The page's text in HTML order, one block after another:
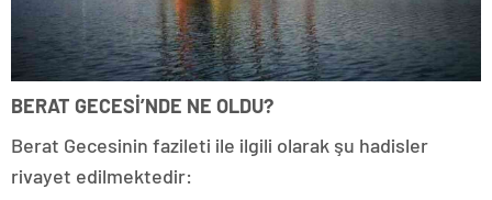
BERAT GECESİ’NDE NE OLDU?
Berat Gecesinin fazileti ile ilgili olarak şu hadisler
rivayet edilmektedir: